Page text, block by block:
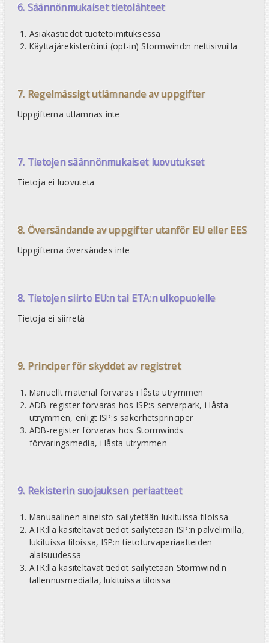
6. Säännönmukaiset tietolähteet
Asiakastiedot tuotetoimituksessa
Käyttäjärekisteröinti (opt-in) Stormwind:n nettisivuilla
7. Regelmässigt utlämnande av uppgifter
Uppgifterna utlämnas inte
7. Tietojen säännönmukaiset luovutukset
Tietoja ei luovuteta
8. Översändande av uppgifter utanför EU eller EES
Uppgifterna översändes inte
8. Tietojen siirto EU:n tai ETA:n ulkopuolelle
Tietoja ei siirretä
9. Principer för skyddet av registret
Manuellt material förvaras i låsta utrymmen
ADB-register förvaras hos ISP:s serverpark, i låsta
utrymmen, enligt ISP:s säkerhetsprinciper
ADB-register förvaras hos Stormwinds
förvaringsmedia, i låsta utrymmen
9. Rekisterin suojauksen periaatteet
Manuaalinen aineisto säilytetään lukituissa tiloissa
ATK:lla käsiteltävät tiedot säilytetään ISP:n palvelimilla,
lukituissa tiloissa, ISP:n tietoturvaperiaatteiden
alaisuudessa
ATK:lla käsiteltävät tiedot säilytetään Stormwind:n
tallennusmedialla, lukituissa tiloissa